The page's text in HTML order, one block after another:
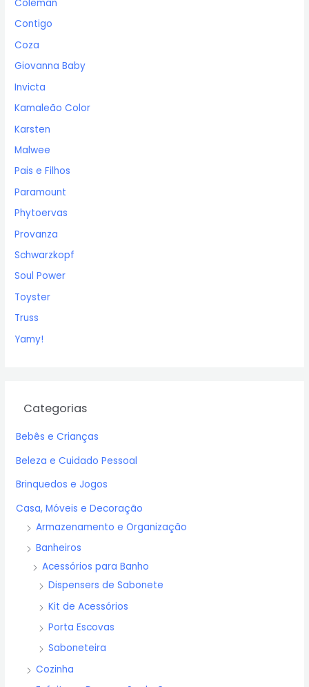
Coleman
Contigo
Coza
Giovanna Baby
Invicta
Kamaleão Color
Karsten
Malwee
Pais e Filhos
Paramount
Phytoervas
Provanza
Schwarzkopf
Soul Power
Toyster
Truss
Yamy!
Categorias
Bebês e Crianças
Beleza e Cuidado Pessoal
Brinquedos e Jogos
Casa, Móveis e Decoração
Armazenamento e Organização
Banheiros
Acessórios para Banho
Dispensers de Sabonete
Kit de Acessórios
Porta Escovas
Saboneteira
Cozinha